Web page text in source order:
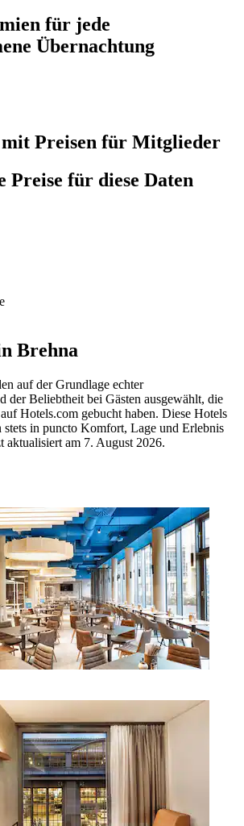
für jede
Übernachtung
Preisen für Mitglieder
Preise für diese Daten
Brehna
auf der Grundlage echter
der Beliebtheit bei Gästen ausgewählt, die
Hotels.com gebucht haben. Diese Hotels
stets in puncto Komfort, Lage und Erlebnis
aktualisiert am 7. August 2026.